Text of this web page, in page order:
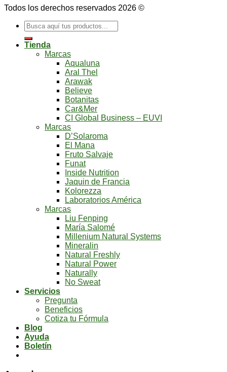
Todos los derechos reservados 2026 ©
Buscar
por:
Tienda
Marcas
Aqualuna
Aral Thel
Arawak
Believe
Botanitas
Car&Mer
CI Global Business – EUVI
Marcas
D’Solaroma
El Mana
Fruto Salvaje
Funat
Inside Nutrition
Jaquin de Francia
Kolorezza
Laboratorios América
Marcas
Liu Fenping
María Salomé
Millenium Natural Systems
Mineralin
Natural Freshly
Natural Power
Naturally
No Sweat
Servicios
Pregunta
Beneficios
Cotiza tu Fórmula
Blog
Ayuda
Boletín